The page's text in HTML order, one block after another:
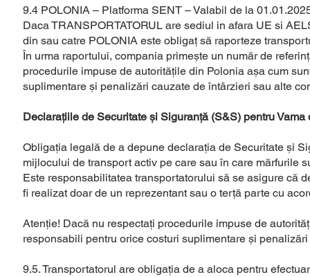
9.4 POLONIA – Platforma SENT – Valabil de la
Daca TRANSPORTATORUL are sediul in afara UE si
din sau catre POLONIA este obligaț să raporteze
În urma raportului, compania primește un număr de
procedurile impuse de autoritățile din Polonia așa cum
suplimentare și penalizări cauzate de întârzieri sau alte
Declarațiile de Securitate și Siguranță (S&S) pentru Vama
Obligația legală de a depune declarația de Securitate și
mijlocului de transport activ pe care sau în care mărfurile
Este responsabilitatea transportatorului să se asigure că
fi realizat doar de un reprezentant sau o terță parte cu
Atenție! Dacă nu respectați procedurile impuse de
responsabili pentru orice costuri suplimentare și
9.5. Transportatorul are obligația de a aloca pentru